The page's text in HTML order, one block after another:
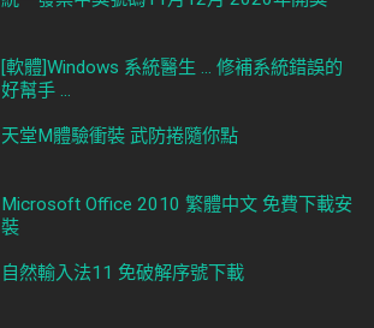
[軟體]Windows 系統醫生 ... 修補系統錯誤的
好幫手 ...
天堂M體驗衝裝 武防捲隨你點
Microsoft Office 2010 繁體中文 免費下載安
裝
自然輸入法11 免破解序號下載